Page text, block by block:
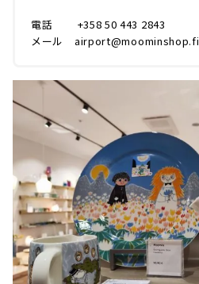
電話 +358 50 443 2843
メール airport@moominshop.fi